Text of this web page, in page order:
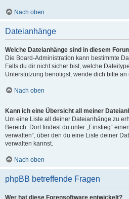
Nach oben
Dateianhänge
Welche Dateianhänge sind in diesem
Die Board-Administration kann bestimmte
Falls du dir nicht sicher bist, welche
Unterstützung benötigst, wende dich bitte
Nach oben
Kann ich eine Übersicht all meiner
Um eine Liste all deiner Dateianhänge zu
Bereich. Dort findest du unter „Einstieg“
verwalten“, über den du eine Liste deiner
verwalten kannst.
Nach oben
phpBB betreffende Fragen
Wer hat diese Forensoftware entwickelt?